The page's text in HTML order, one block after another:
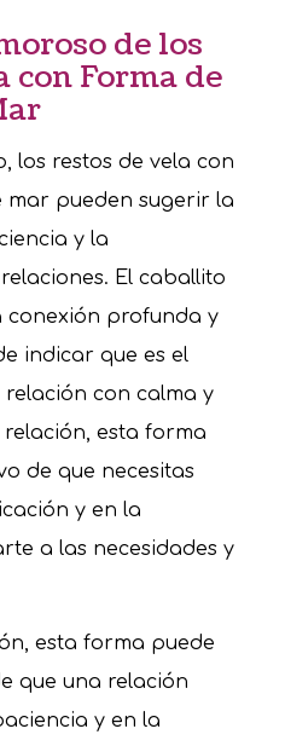
de los
con Forma de
los restos de vela con
pueden sugerir la
y la
El caballito
conexión profunda y
indicar que es el
con calma y
esta forma
de que necesitas
y en la
a las necesidades y
esta forma puede
que una relación
y en la